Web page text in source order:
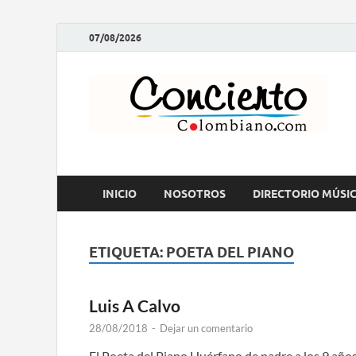
07/08/2026
INICIO NOSOTROS DIRECTORIO
ETIQUETA: POETA DEL PIANO
Luis A Calvo
28/08/2018 - Dejar un comentario